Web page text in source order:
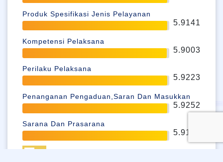
Produk Spesifikasi Jenis Pelayanan
5.9141
Kompetensi Pelaksana
5.9003
Perilaku Pelaksana
5.9223
Penanganan Pengaduan,Saran Dan Masukkan
5.9252
Sarana Dan Prasarana
5.9169